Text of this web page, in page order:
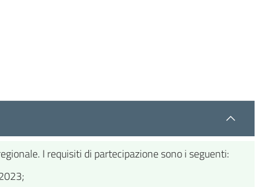
I requisiti di partecipazione sono i seguenti: